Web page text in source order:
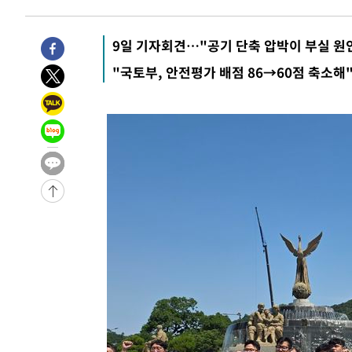
9일 기자회견…"공기 단축 압박이 부실 원
"국토부, 안전평가 배점 86→60점 축소